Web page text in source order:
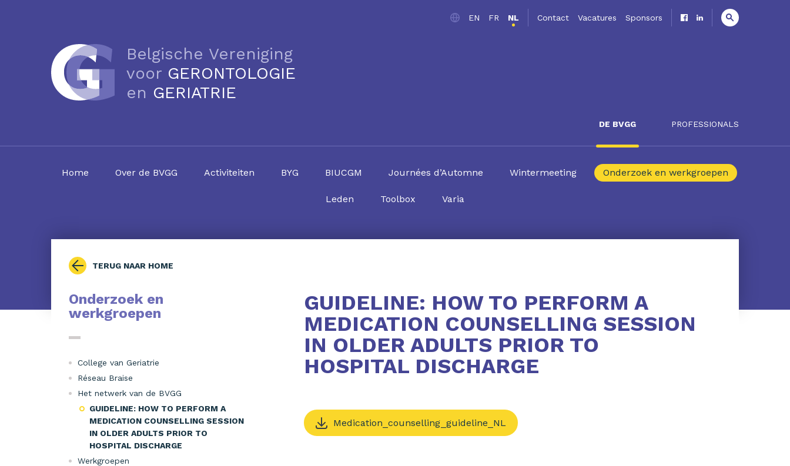
EN FR NL Contact Vacatures Sponsors
Belgische Vereniging
voor GERONTOLOGIE
en GERIATRIE
DE BVGG PROFESSIONALS
Home Over de BVGG Activiteiten BYG BIUCGM Journées d’Automne Wintermeeting Onderzoek en werkgroepen
Leden Toolbox Varia
TERUG NAAR HOME
Onderzoek en
werkgroepen
College van Geriatrie
Réseau Braise
Het netwerk van de BVGG
GUIDELINE: HOW TO PERFORM A
MEDICATION COUNSELLING SESSION
IN OLDER ADULTS PRIOR TO
HOSPITAL DISCHARGE
Werkgroepen
GUIDELINE: HOW TO PERFORM A
MEDICATION COUNSELLING SESSION
IN OLDER ADULTS PRIOR TO
HOSPITAL DISCHARGE
Medication_counselling_guideline_NL